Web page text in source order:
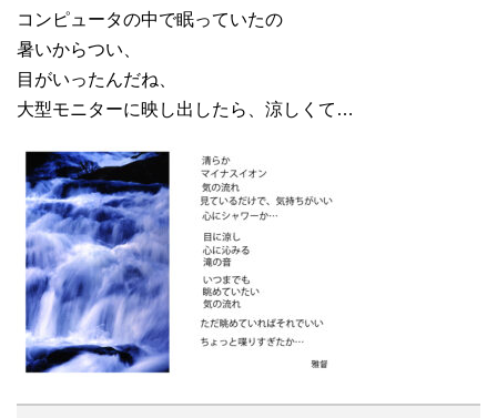
コンピュータの中で眠っていたの
暑いからつい、
目がいったんだね、
大型モニターに映し出したら、涼しくて…